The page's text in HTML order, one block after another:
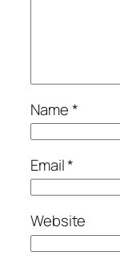
Name*
Email*
Website